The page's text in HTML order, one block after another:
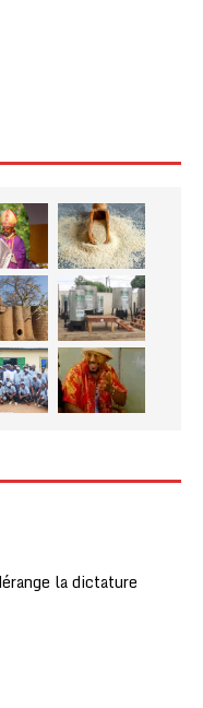
la dictature